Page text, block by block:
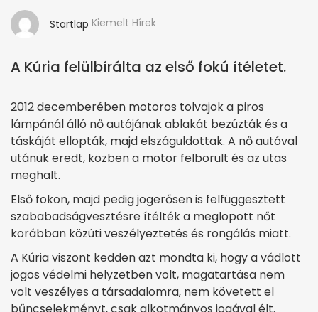
Startlap Kiemelt Hírek
A Kúria felülbírálta az első fokú ítéletet.
2012 decemberében motoros tolvajok a piros
lámpánál álló nő autójának ablakát bezúzták és a
táskáját ellopták, majd elszáguldottak. A nő autóval
utánuk eredt, közben a motor felborult és az utas
meghalt.
Első fokon, majd pedig jogerősen is felfüggesztett
szababadságvesztésre ítélték a meglopott nőt
korábban közúti veszélyeztetés és rongálás miatt.
A Kúria viszont kedden azt mondta ki, hogy a vádlott
jogos védelmi helyzetben volt, magatartása nem
volt veszélyes a társadalomra, nem követett el